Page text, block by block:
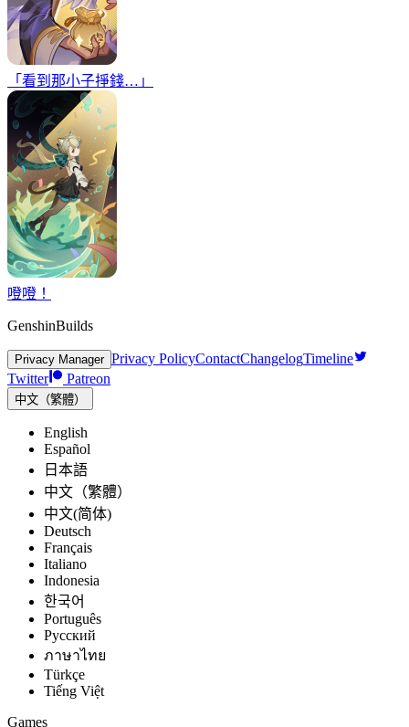
「看到那小子掙錢…」
噔噔！
GenshinBuilds
Privacy Manager Privacy PolicyContactChangelogTimeline
Twitter
Patreon
中文（繁體）
English
Español
日本語
中文（繁體）
中文(简体)
Deutsch
Français
Italiano
Indonesia
한국어
Português
Pусский
ภาษาไทย
Türkçe
Tiếng Việt
Games